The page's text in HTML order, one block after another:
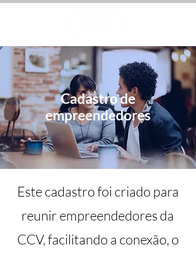
Cadastro de
empreendedores
Este cadastro foi criado para
reunir empreendedores da
CCV, facilitando a conexão, o